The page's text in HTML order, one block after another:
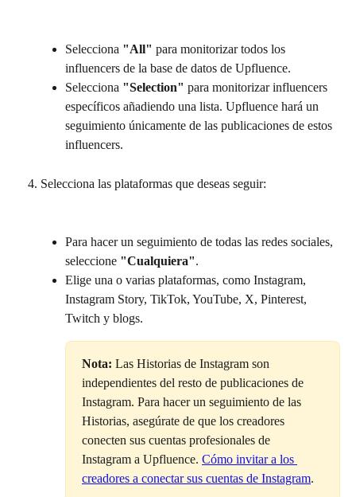
Selecciona "All" para monitorizar todos los
influencers de la base de datos de Upfluence.
Selecciona "Selection" para monitorizar influencers
específicos añadiendo una lista. Upfluence hará un
seguimiento únicamente de las publicaciones de estos
influencers.
Selecciona las plataformas que deseas seguir:
Para hacer un seguimiento de todas las redes sociales,
seleccione "Cualquiera".
Elige una o varias plataformas, como Instagram,
Instagram Story, TikTok, YouTube, X, Pinterest,
Twitch y blogs.
Nota: Las Historias de Instagram son
independientes del resto de publicaciones de
Instagram. Para hacer un seguimiento de las
Historias, asegúrate de que los creadores
conecten sus cuentas profesionales de
Instagram a Upfluence. Cómo invitar a los
creadores a conectar sus cuentas de Instagram.